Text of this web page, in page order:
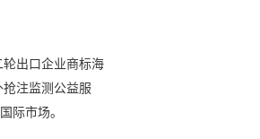
出口企业商标海
注监测公益服
际市场。